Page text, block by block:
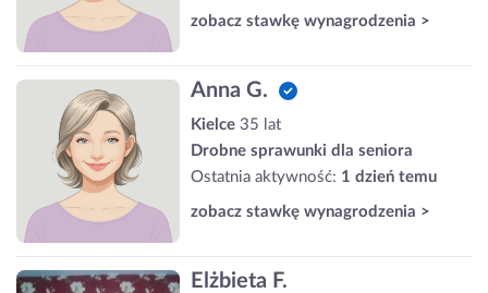
zobacz stawkę wynagrodzenia >
Anna G.
Kielce 35 lat
Drobne sprawunki dla seniora
Ostatnia aktywność: 1 dzień temu
zobacz stawkę wynagrodzenia >
Elżbieta F.